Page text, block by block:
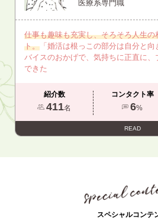
医療系専門職
仕事も趣味も充実し、そろそろ人生
ト。 「婚活は根っこの部分は自分と
バイスのおかげで、気持ちに正直に
できた
紹介数
411名
コンタクト率
6%
READ
スペシャルコンテ